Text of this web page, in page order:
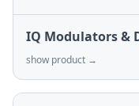
IQ Modulators &
show product →